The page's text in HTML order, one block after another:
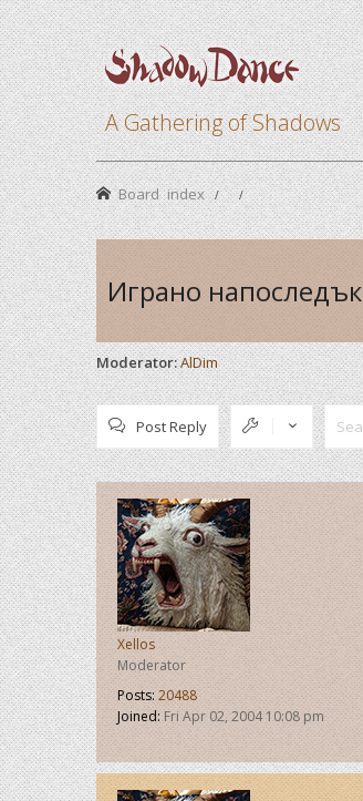
A Gathering of Shadows
Board index
Играно напоследък
Moderator:AlDim
Post Reply
Xellos
Moderator
Posts: 20488
Joined:Fri Apr 02, 2004 10:08 pm